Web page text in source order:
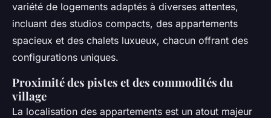
variété de logements adaptés à diverses attentes,
incluant des studios compacts, des appartements
spacieux et des chalets luxueux, chacun offrant des
configurations uniques.
Proximité des pistes et des commodités du
village
La localisation des appartements est un atout majeur